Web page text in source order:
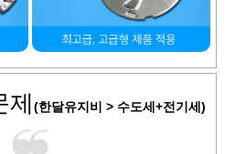
제 (한달유지비 > 수도세+전기세)